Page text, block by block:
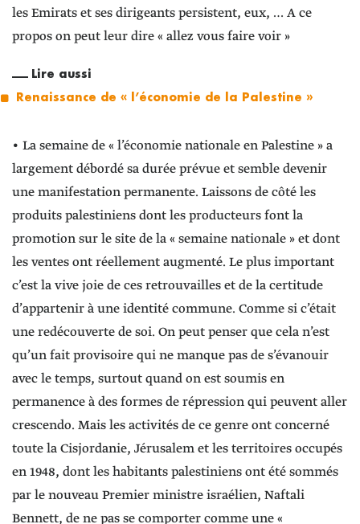
les Emirats et ses dirigeants persistent, eux, … A ce
propos on peut leur dire « allez vous faire voir »
Lire aussi
Renaissance de « l’économie de la Palestine »
• La semaine de « l’économie nationale en Palestine » a
largement débordé sa durée prévue et semble devenir
une manifestation permanente. Laissons de côté les
produits palestiniens dont les producteurs font la
promotion sur le site de la « semaine nationale » et dont
les ventes ont réellement augmenté. Le plus important
c’est la vive joie de ces retrouvailles et de la certitude
d’appartenir à une identité commune. Comme si c’était
une redécouverte de soi. On peut penser que cela n’est
qu’un fait provisoire qui ne manque pas de s’évanouir
avec le temps, surtout quand on est soumis en
permanence à des formes de répression qui peuvent aller
crescendo. Mais les activités de ce genre ont concerné
toute la Cisjordanie, Jérusalem et les territoires occupés
en 1948, dont les habitants palestiniens ont été sommés
par le nouveau Premier ministre israélien, Naftali
Bennett, de ne pas se comporter comme une «